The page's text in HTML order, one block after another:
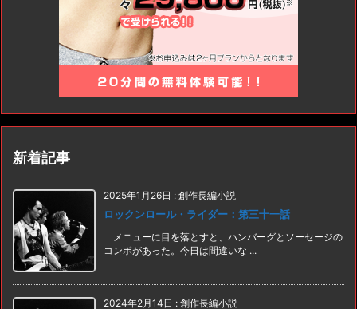
新着記事
2025年1月26日 : 創作長編小説
ロックンロール・ライダー：第三十一話
メニューに目を落とすと、ハンバーグとソーセージの
コンボがあった。今日は間違いな ...
2024年2月14日 : 創作長編小説